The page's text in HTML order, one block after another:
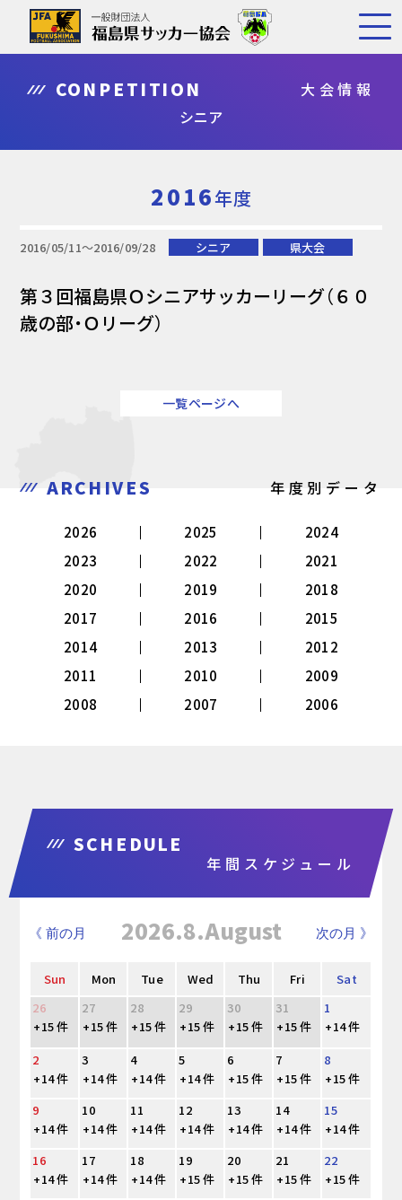
CONPETITION
大会情報
シニア
2016年度
2016/05/11〜2016/09/28 シニア 県大会
第３回福島県Ｏシニアサッカーリーグ（６０
歳の部・Ｏリーグ）
一覧ページへ
ARCHIVES 年度別データ
2026 2025
2024
2023
2022
2021
2020
2019
2018
2017
2016
2015
2014
2013
2012
2011
2010
2009
2008
2007 2006
SCHEDULE
年間スケジュール
《 前の月 次の月 》
2026.8.August
Sun Mon Tue Wed Thu Fri
Sat
26
27 28 29 30 31
1
+15 件
+15 件 +15 件 +15 件 +15 件 +15 件
+14 件
2
3 4 5 6 7
8
+14 件
+14 件 +14 件 +14 件 +15 件 +15 件
+15 件
9
10 11 12 13 14
15
+14 件
+14 件 +14 件 +14 件 +14 件 +14 件
+14 件
16
17 18 19 20 21
22
+14 件
+14 件 +14 件 +15 件 +15 件 +15 件
+15 件